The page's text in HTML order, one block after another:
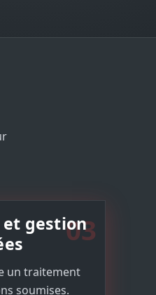
03
gestion
un traitement
soumises.